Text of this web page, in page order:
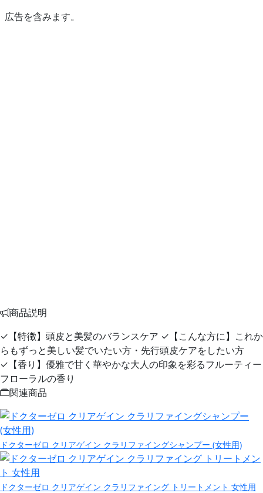
広告を含みます。
商品説明
✓【特徴】頭皮と美髪のバランスケア ✓【こんな方に】これか
らもずっと美しい髪でいたい方・先行頭皮ケアをしたい方
✓【香り】優雅で甘く華やかな大人の印象を彩るフルーティー
フローラルの香り
関連商品
ドクターゼロ クリアゲイン クラリファイングシャンプー (女性用)
ドクターゼロ クリアゲイン クラリファイング トリートメント 女性用